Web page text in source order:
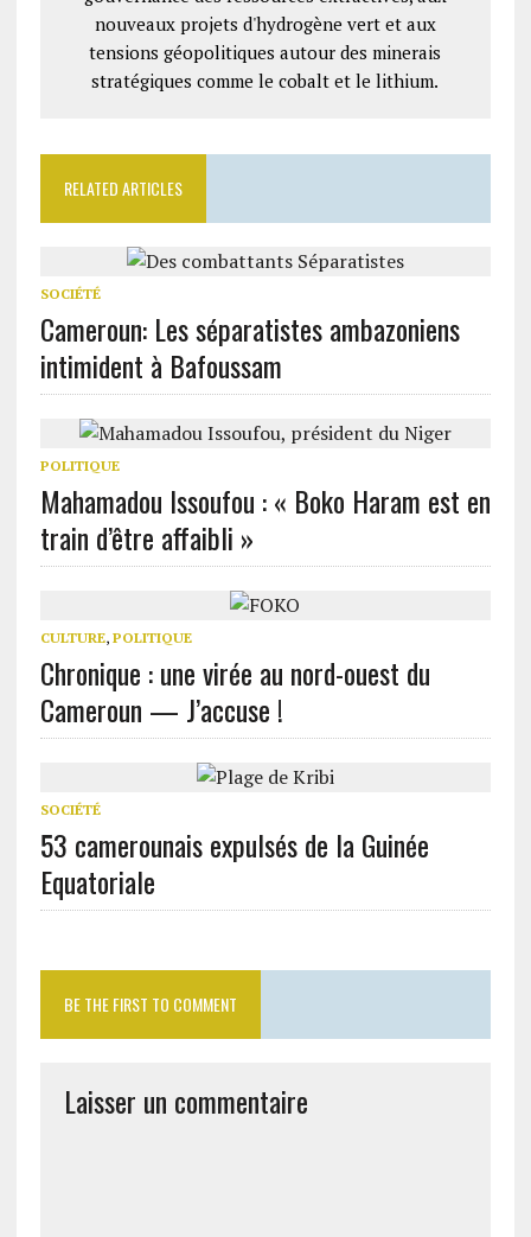
nouveaux projets d'hydrogène vert et aux
tensions géopolitiques autour des minerais
stratégiques comme le cobalt et le lithium.
RELATED ARTICLES
SOCIÉTÉ
Cameroun: Les séparatistes ambazoniens
intimident à Bafoussam
POLITIQUE
Mahamadou Issoufou : « Boko Haram est en
train d’être affaibli »
CULTURE, POLITIQUE
Chronique : une virée au nord-ouest du
Cameroun — J’accuse !
SOCIÉTÉ
53 camerounais expulsés de la Guinée
Equatoriale
BE THE FIRST TO COMMENT
Laisser un commentaire